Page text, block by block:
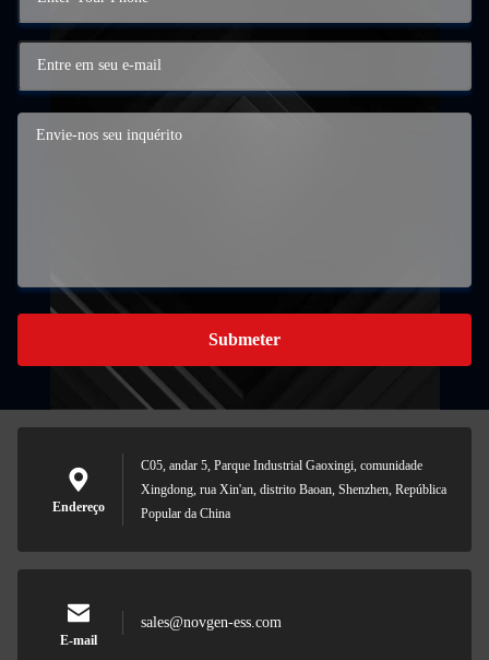
Submeter
Endereço
C05, andar 5, Parque Industrial Gaoxingi, comunidade
Xingdong, rua Xin'an, distrito Baoan, Shenzhen, República
Popular da China
E-mail
sales@novgen-ess.com